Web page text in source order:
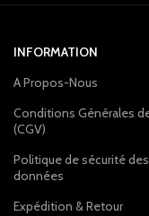
INFORMATION
A Propos-Nous
Conditions Générales
(CGV)
Politique de sécurité des
données
Expédition & Retour